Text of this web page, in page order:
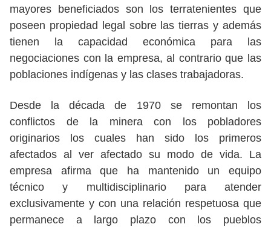
mayores beneficiados son los terratenientes que
poseen propiedad legal sobre las tierras y además
tienen la capacidad económica para las
negociaciones con la empresa, al contrario que las
poblaciones indígenas y las clases trabajadoras.
Desde la década de 1970 se remontan los
conflictos de la minera con los pobladores
originarios los cuales han sido los primeros
afectados al ver afectado su modo de vida. La
empresa afirma que ha mantenido un equipo
técnico y multidisciplinario para atender
exclusivamente y con una relación respetuosa que
permanece a largo plazo con los pueblos